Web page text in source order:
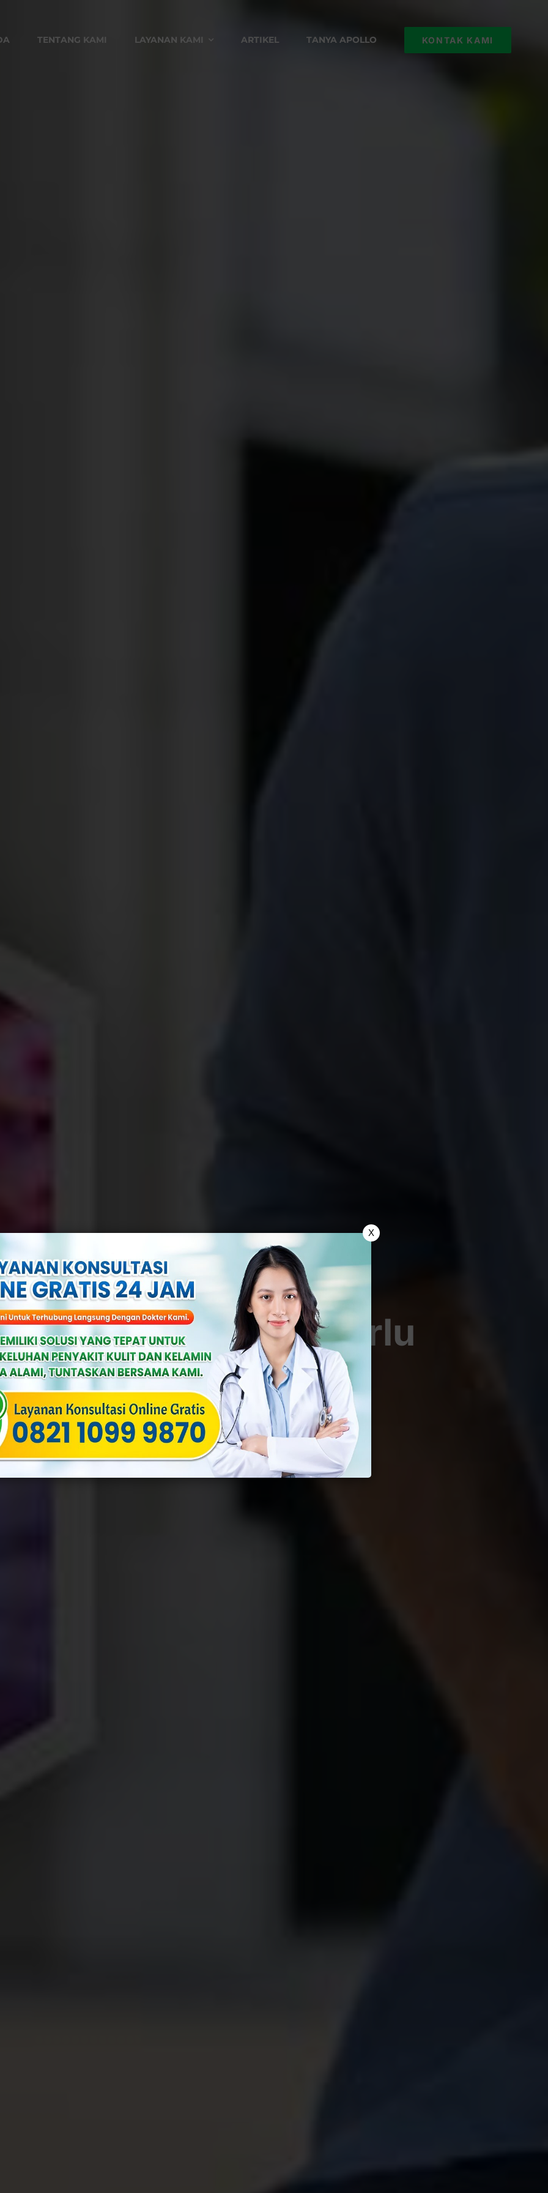
TENTANG KAMI LAYANAN KAMI ARTIKEL TANYA APOLLO KONTAK KAMI
Kelamin Yang Perlu
Sejak Dini
Penyakit Menular Seksual
X